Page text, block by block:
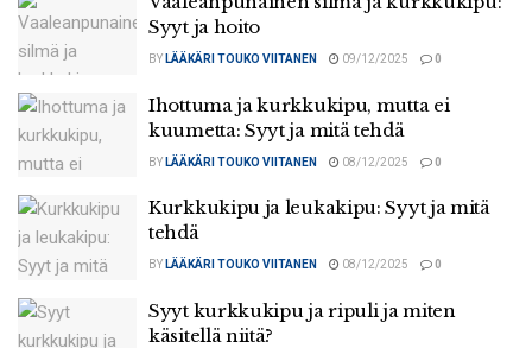
Syyt ja hoito
BY LÄÄKÄRI TOUKO VIITANEN 09/12/2025 0
Ihottuma ja kurkkukipu, mutta ei
kuumetta: Syyt ja mitä tehdä
BY LÄÄKÄRI TOUKO VIITANEN 08/12/2025 0
Kurkkukipu ja leukakipu: Syyt ja mitä
tehdä
BY LÄÄKÄRI TOUKO VIITANEN 08/12/2025 0
Syyt kurkkukipu ja ripuli ja miten
käsitellä niitä?